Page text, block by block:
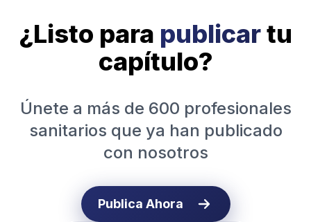
¿Listo para publicartu
capítulo?
Únete a más de 600 profesionales
sanitarios que ya han publicado
con nosotros
Publica Ahora